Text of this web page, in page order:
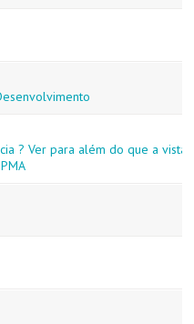
? Ver para além do que a vista